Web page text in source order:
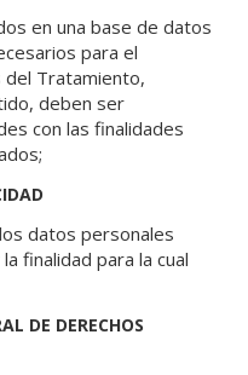
en una base de datos
para el
del Tratamiento,
deben ser
con las finalidades
datos personales
finalidad para la cual
DE DERECHOS